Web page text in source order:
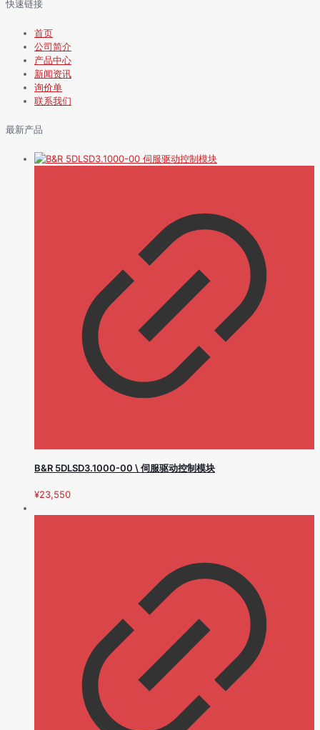
快速链接
首页
公司简介
产品中心
新闻资讯
询价单
联系我们
最新产品
B&R 5DLSD3.1000-00 \ 伺服驱动控制模块
¥23,550